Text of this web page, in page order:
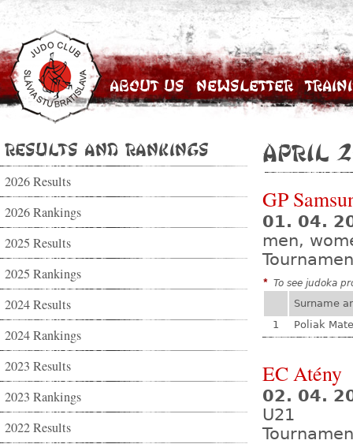
About Us Newsletter
Results and Rankings
2026 Results
2026 Rankings
2025 Results
2025 Rankings
2024 Results
2024 Rankings
2023 Results
2023 Rankings
2022 Results
April
GP
01. 04.
men,
* To see judoka
Surname
1
Poliak
EC Atény
02. 04.
U21